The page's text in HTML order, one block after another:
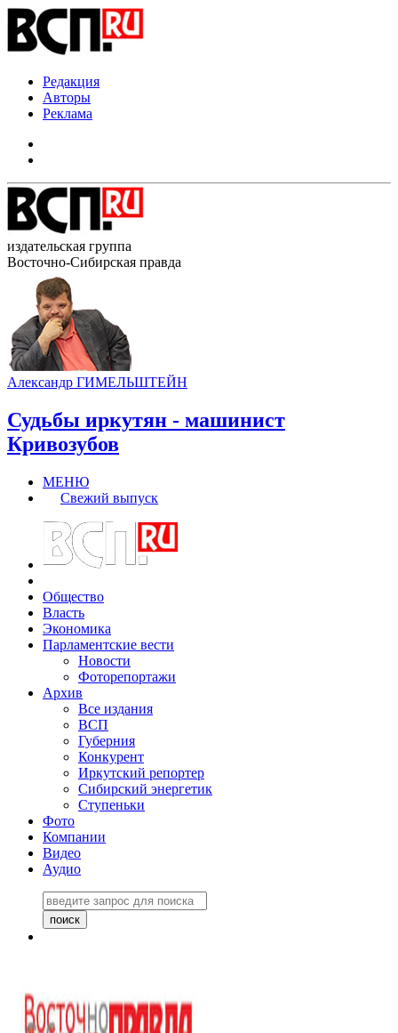
Редакция
Авторы
Реклама
издательская группа
Восточно-Сибирская правда
Александр ГИМЕЛЬШТЕЙН
Судьбы иркутян - машинист
Кривозубов
МЕНЮ
Свежий выпуск
Общество
Власть
Экономика
Парламентские вести
Новости
Фоторепортажи
Архив
Все издания
ВСП
Губерния
Конкурент
Иркутский репортер
Сибирский энергетик
Ступеньки
Фото
Компании
Видео
Аудио